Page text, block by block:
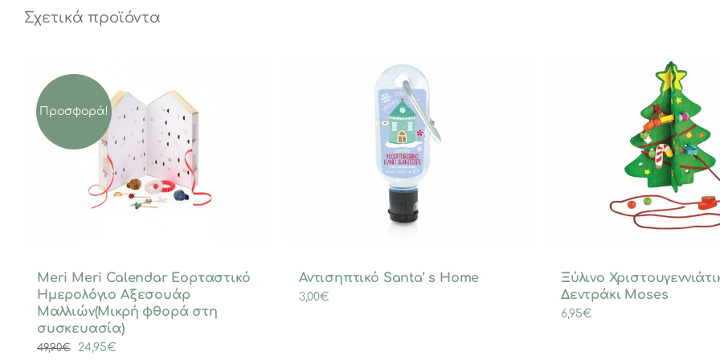
Σχετικά προϊόντα
Προσφορά!
Meri Meri Calendar Εορταστικό
Ημερολόγιο Αξεσουάρ
Μαλλιών(Μικρή φθορά στη
συσκευασία)
49,90€
Original
24,95€
Αντισηπτικό Santa’ s Home
3,00€
Ξύλινο
Δεντράκι Moses
6,95€